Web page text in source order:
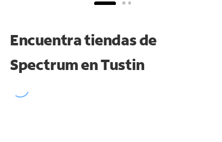
Encuentra tiendas de
Spectrum enTustin